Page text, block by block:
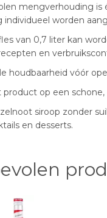
mengverhouding is
individueel worden
van 0,7 liter kan
en
houdbaarheid vóór
product op een
siroop zonder
en desserts.